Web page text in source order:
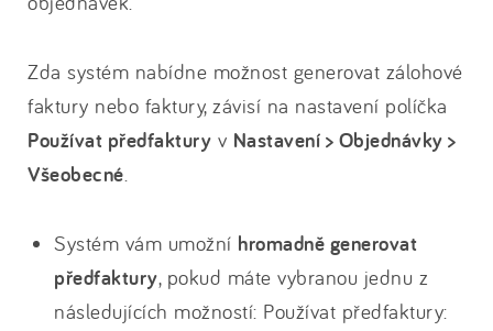
Zda systém nabídne možnost generovat zálohové
faktury nebo faktury, závisí na nastavení políčka
Používat předfaktury v Nastavení > Objednávky >
Všeobecné.
Systém vám umožní hromadně generovat
předfaktury, pokud máte vybranou jednu z
následujících možností: Používat předfaktury: